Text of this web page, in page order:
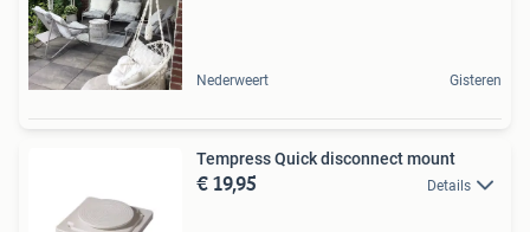
Nederweert Gisteren
Tempress Quick disconnect mount
€ 19,95 Details